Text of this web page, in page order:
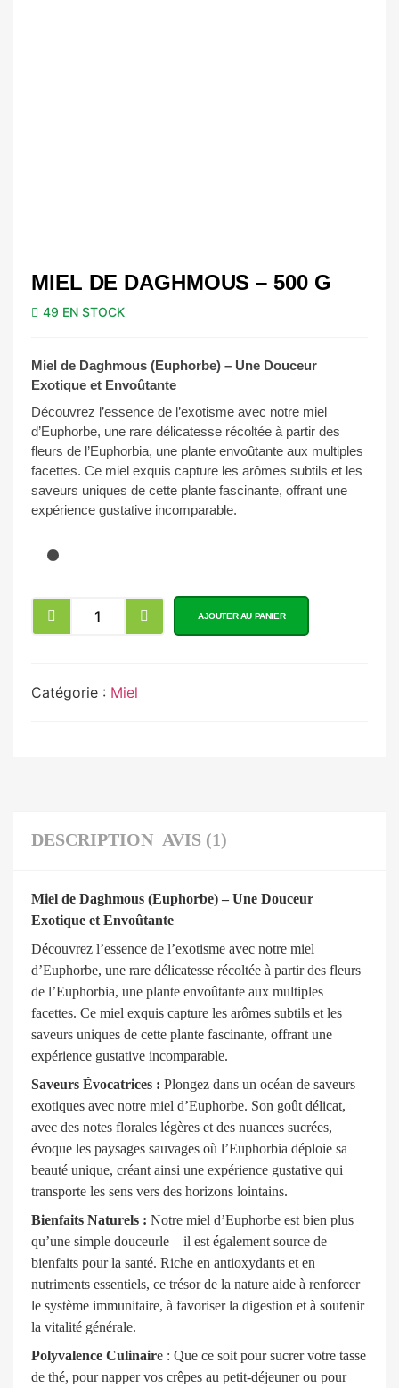
MIEL DE DAGHMOUS – 500 G
49 EN STOCK
Miel de Daghmous (Euphorbe) – Une Douceur
Exotique et Envoûtante
Découvrez l’essence de l’exotisme avec notre miel
d’Euphorbe, une rare délicatesse récoltée à partir des
fleurs de l’Euphorbia, une plante envoûtante aux multiples
facettes. Ce miel exquis capture les arômes subtils et les
saveurs uniques de cette plante fascinante, offrant une
expérience gustative incomparable.
AJOUTER AU PANIER
Catégorie : Miel
DESCRIPTION AVIS (1)
Miel de Daghmous (Euphorbe) – Une Douceur
Exotique et Envoûtante
Découvrez l’essence de l’exotisme avec notre miel
d’Euphorbe, une rare délicatesse récoltée à partir des fleurs
de l’Euphorbia, une plante envoûtante aux multiples
facettes. Ce miel exquis capture les arômes subtils et les
saveurs uniques de cette plante fascinante, offrant une
expérience gustative incomparable.
Saveurs Évocatrices : Plongez dans un océan de saveurs
exotiques avec notre miel d’Euphorbe. Son goût délicat,
avec des notes florales légères et des nuances sucrées,
évoque les paysages sauvages où l’Euphorbia déploie sa
beauté unique, créant ainsi une expérience gustative qui
transporte les sens vers des horizons lointains.
Bienfaits Naturels : Notre miel d’Euphorbe est bien plus
qu’une simple douceurle – il est également source de
bienfaits pour la santé. Riche en antioxydants et en
nutriments essentiels, ce trésor de la nature aide à renforcer
le système immunitaire, à favoriser la digestion et à soutenir
la vitalité générale.
Polyvalence Culinaire : Que ce soit pour sucrer votre tasse
de thé, pour napper vos crêpes au petit-déjeuner ou pour